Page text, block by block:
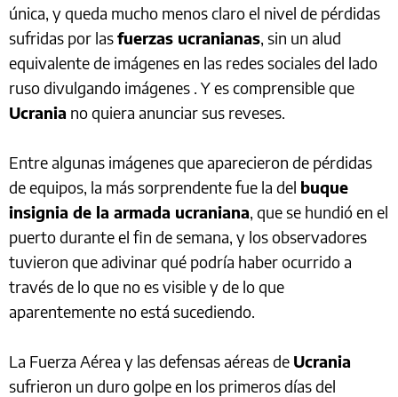
única, y queda mucho menos claro el nivel de pérdidas
sufridas por lasfuerzas ucranianas, sin un alud
equivalente de imágenes en las redes sociales del lado
ruso divulgando imágenes . Y es comprensible que
Ucrania no quiera anunciar sus reveses.
Entre algunas imágenes que aparecieron de pérdidas
de equipos, la más sorprendente fue la del buque
insignia de la armada ucraniana, que se hundió en el
puerto durante el fin de semana, y los observadores
tuvieron que adivinar qué podría haber ocurrido a
través de lo que no es visible y de lo que
aparentemente no está sucediendo.
La Fuerza Aérea y las defensas aéreas de Ucrania
sufrieron un duro golpe en los primeros días del